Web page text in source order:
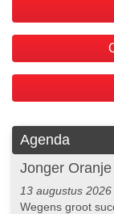
Agenda
Jonger
13 augustus 2026
Wegens groot